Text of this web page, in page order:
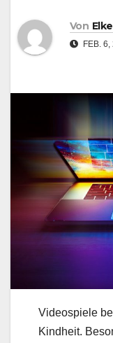
Von
FEB. 6,
Videospiele
Kindheit.